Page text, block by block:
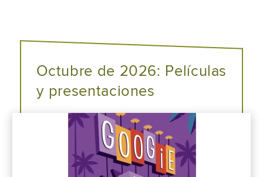
Octubre de 2026: Películas
y presentaciones